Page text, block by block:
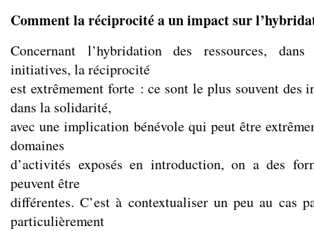
Comment la réciprocité a un impact sur
Concernant l’hybridation des ressources,
initiatives, la réciprocité
est extrêmement forte : ce sont le plus souvent des
dans la solidarité,
avec une implication bénévole qui peut être
domaines
d’activités exposés en introduction, on a des
peuvent être
différentes. C’est à contextualiser un peu au cas
particulièrement